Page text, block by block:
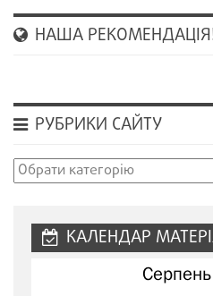
НАША
РУБРИКИ САЙТУ
Рубрики
КАЛЕНДАР